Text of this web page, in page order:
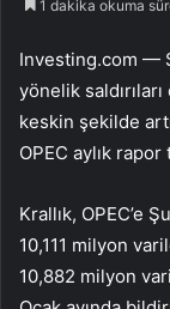
1 dakika okuma
Investing.com —
yönelik
keskin şekilde
OPEC aylık
Krallık, OPEC’e
10,111 milyon
10,882 milyon